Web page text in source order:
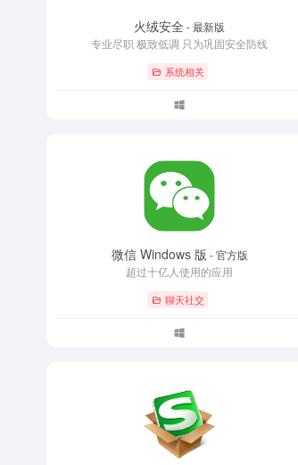
火绒安全 - 最新版
专业尽职 极致低调 只为巩固安全防线
系统相关
微信 Windows 版 - 官方版
超过十亿人使用的应用
聊天社交